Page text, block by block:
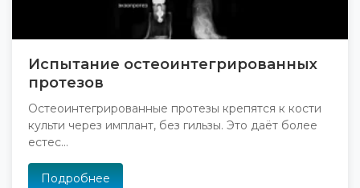
Испытание остеоинтегрированных
протезов
Остеоинтегрированные протезы крепятся к кости
культи через имплант, без гильзы. Это даёт более
естес...
Подробнее